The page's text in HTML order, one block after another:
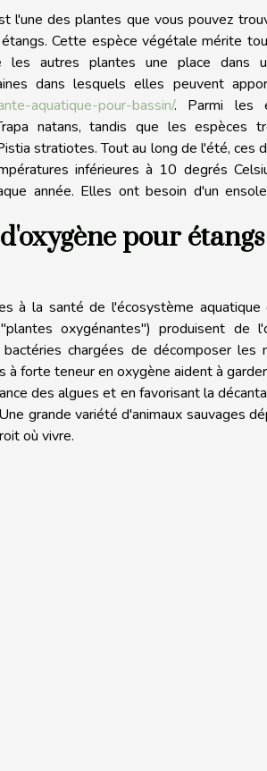
l'une des plantes que vous pouvez
Cette espèce végétale mérite
les autres plantes une place dans
dans lesquels elles peuvent
aquatique-pour-bassin/. Parmi les
natans, tandis que les espèces
stratiotes. Tout au long de l'été, ces
inférieures à 10 degrés
année. Elles ont besoin d'un
pour
à la santé de l'écosystème aquatique
oxygénantes") produisent de
chargées de décomposer les
forte teneur en oxygène aident à
des algues et en favorisant la
grande variété d'animaux sauvages
où vivre.